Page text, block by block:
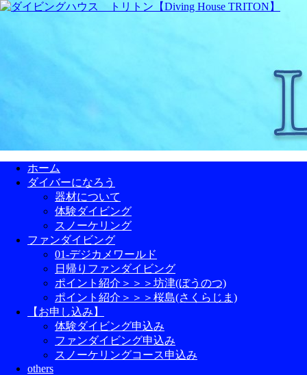
ホーム
ダイバーになろう
器材について
体験ダイビング
スノーケリング
ファンダイビング
01-デジカメワールド
日帰りファンダイビング
ポイント紹介＞＞＞坊津(ぼうのつ)
ポイント紹介＞＞＞桜島(さくらじま)
【お申し込み】
体験ダイビング申込み
ファンダイビング申込み
スノーケリングコース申込み
others